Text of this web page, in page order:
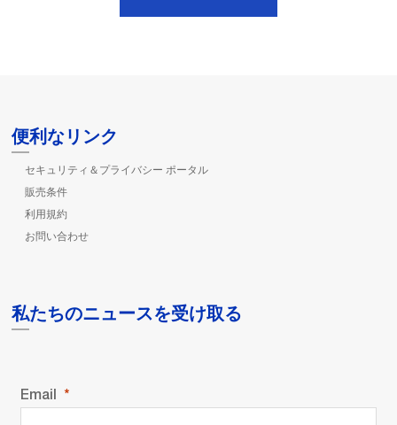
便利なリンク
セキュリティ＆プライバシー ポータル
販売条件
利用規約
お問い合わせ
私たちのニュースを受け取る
Email